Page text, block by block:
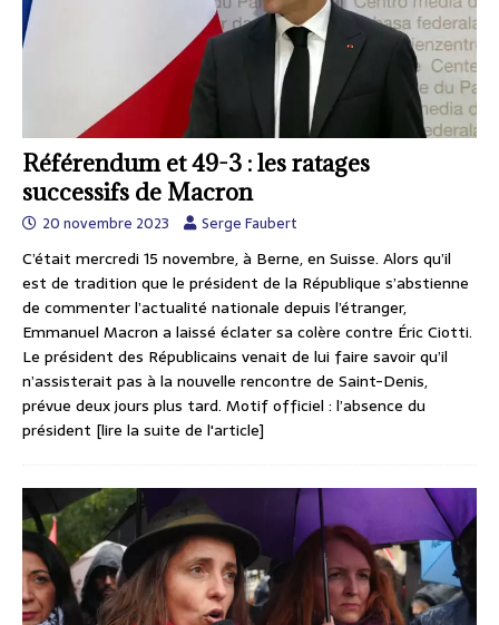
Référendum et 49-3 : les ratages
successifs de Macron
20 novembre 2023 Serge Faubert
C’était mercredi 15 novembre, à Berne, en Suisse. Alors qu’il
est de tradition que le président de la République s’abstienne
de commenter l’actualité nationale depuis l’étranger,
Emmanuel Macron a laissé éclater sa colère contre Éric Ciotti.
Le président des Républicains venait de lui faire savoir qu’il
n’assisterait pas à la nouvelle rencontre de Saint-Denis,
prévue deux jours plus tard. Motif officiel : l’absence du
président [lire la suite de l'article]